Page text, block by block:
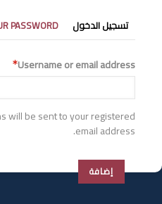
التبويبات
الأساسية
تسجيل الدخول PASSWORD
Username or email address
will be sent to your registered
email address.